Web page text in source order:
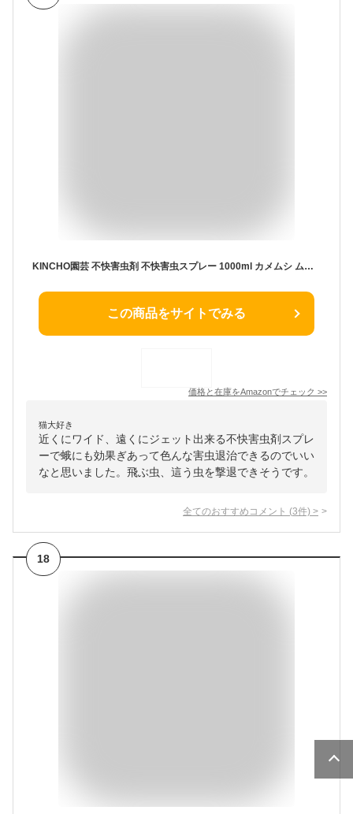
KINCHO園芸 不快害虫剤 不快害虫スプレー 1000ml カメムシ ムカデ クモ コバエ 駆除
この商品をサイトでみる
価格と在庫をAmazonでチェック >>
猫大好き
近くにワイド、遠くにジェット出来る不快害虫剤スプレ
ーで蛾にも効果ぎあって色んな害虫退治できるのでいい
なと思いました。飛ぶ虫、這う虫を撃退できそうです。
全てのおすすめコメント (3件) >
18